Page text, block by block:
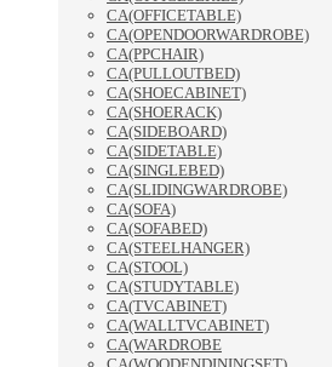
CA(OFFICETABLE)
CA(OPENDOORWARDROBE)
CA(PPCHAIR)
CA(PULLOUTBED)
CA(SHOECABINET)
CA(SHOERACK)
CA(SIDEBOARD)
CA(SIDETABLE)
CA(SINGLEBED)
CA(SLIDINGWARDROBE)
CA(SOFA)
CA(SOFABED)
CA(STEELHANGER)
CA(STOOL)
CA(STUDYTABLE)
CA(TVCABINET)
CA(WALLTVCABINET)
CA(WARDROBE